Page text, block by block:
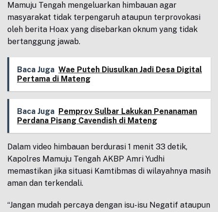
Mamuju Tengah mengeluarkan himbauan agar
masyarakat tidak terpengaruh ataupun terprovokasi
oleh berita Hoax yang disebarkan oknum yang tidak
bertanggung jawab.
Baca Juga Wae Puteh Diusulkan Jadi Desa Digital
Pertama di Mateng
Baca Juga Pemprov Sulbar Lakukan Penanaman
Perdana Pisang Cavendish di Mateng
Dalam video himbauan berdurasi 1 menit 33 detik,
Kapolres Mamuju Tengah AKBP Amri Yudhi
memastikan jika situasi Kamtibmas di wilayahnya masih
aman dan terkendali.
“Jangan mudah percaya dengan isu-isu Negatif ataupun